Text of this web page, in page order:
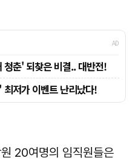
20여명의 임직원들은